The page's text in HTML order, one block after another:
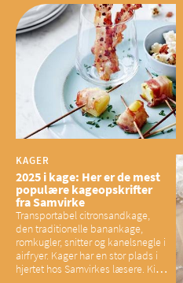
have konsekvenser for vores
sociale fællesskaber
KAGER
2025 i kage: Her er de mest
populære kageopskrifter
fra Samvirke
Transportabel citronsandkage,
den traditionelle banankage,
romkugler, snitter og kanelsnegle i
airfryer. Kager har en stor plads i
hjertet hos Samvirkes læsere. Kig